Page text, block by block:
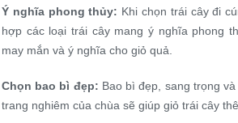
Ý nghĩa phong thủy: Khi chọn trái cây đi
hợp các loại trái cây mang ý nghĩa phong
may mắn và ý nghĩa cho giỏ quả.
Chọn bao bì đẹp: Bao bì đẹp, sang trọng
trang nghiêm của chùa sẽ giúp giỏ trái cây